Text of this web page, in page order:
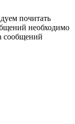
почитать
необходимо
сообщений